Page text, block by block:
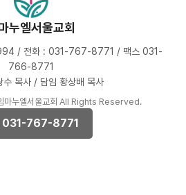
누엘서울교회
/ 전화 : 031-767-8771 / 팩스 031-
766-8771
수 목사 / 담임 황상배 목사
누엘서울교회 All Rights Reserved.
031-767-8771